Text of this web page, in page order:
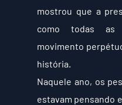
mostrou que a
como todas as
movimento
história.
Naquele ano, os
estavam pensando